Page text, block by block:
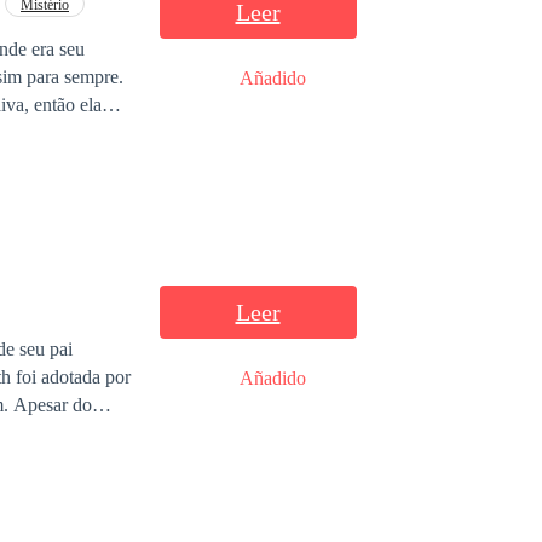
Mistério
era seu
para sempre.
então ela
Leer
Añadido
seu pai
foi adotada por
Apesar do
nascera
Leer
Añadido